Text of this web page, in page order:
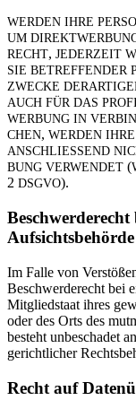
WERDEN IHRE
UM
RECHT, JEDER­ZEIT
SIE BETREF­FENDER
ZWECKE
AUCH FÜR DAS
WER­BUNG IN
CHEN, WERDEN IHRE
ANSCHLIES­SEND
BUNG VER­WENDET (
2 DSGVO).
Aufsichtsbehörde
Im Falle von
Beschwer­de­recht bei
Mit­glied­staat ihres
oder des Orts des
besteht unbe­schadet
gericht­li­cher
Recht auf